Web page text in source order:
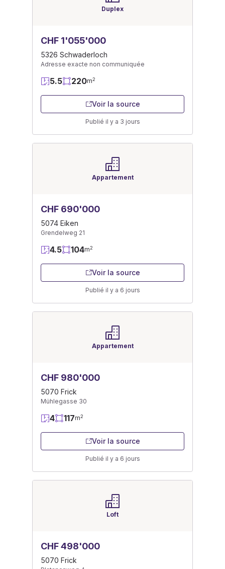
Duplex
CHF 1'055'000
5326 Schwaderloch
Adresse exacte non communiquée
5.5 220m2
Voir la source
Publié il y a 3 jours
Appartement
CHF 690'000
5074 Eiken
Grendelweg 21
4.5 104m2
Voir la source
Publié il y a 6 jours
Appartement
CHF 980'000
5070 Frick
Mühlegasse 30
4 117m2
Voir la source
Publié il y a 6 jours
Loft
CHF 498'000
5070 Frick